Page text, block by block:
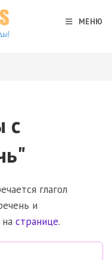
МЕНЮ
с
глагол
и
странице.